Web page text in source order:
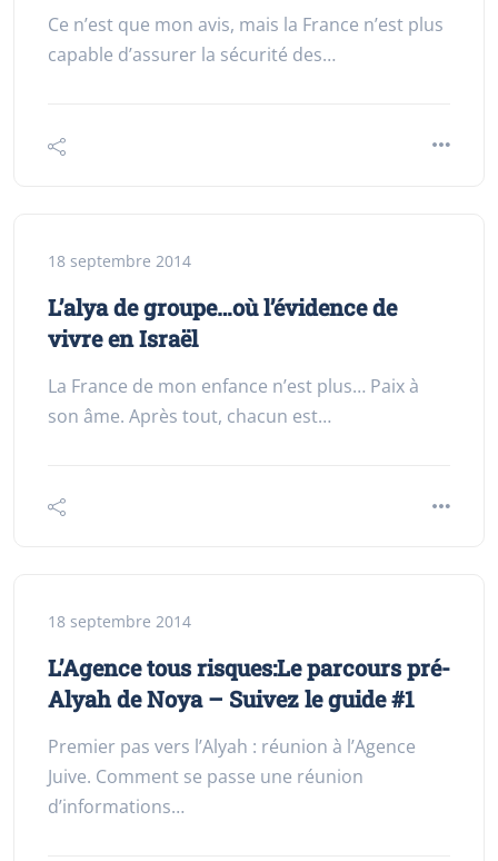
Ce n’est que mon avis, mais la France n’est plus
capable d’assurer la sécurité des…
18 septembre 2014
L’alya de groupe…où l’évidence de
vivre en Israël
La France de mon enfance n’est plus… Paix à
son âme. Après tout, chacun est…
18 septembre 2014
L’Agence tous risques:Le parcours pré-
Alyah de Noya – Suivez le guide #1
Premier pas vers l’Alyah : réunion à l’Agence
Juive. Comment se passe une réunion
d’informations…